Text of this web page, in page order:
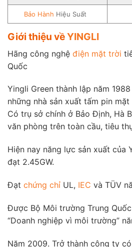
Bảo Hành Hiệu Suất
Giới thiệu vềYINGLI
Hãng công nghệ điện mặt trời
Quốc
Yingli Green thành lập năm
những nhà sản xuất tấm pin
Có trụ sở chính ở Bảo Định, Hà
văn phòng trên toàn cầu, tiêu
Hiện nay năng lực sản xuất của
đạt 2.45GW.
Đạt chứng chỉ UL, IEC và TÜV
Được Bộ Môi trường Trung
“Doanh nghiệp vì môi trường”
Năm 2009. Trở thành công ty